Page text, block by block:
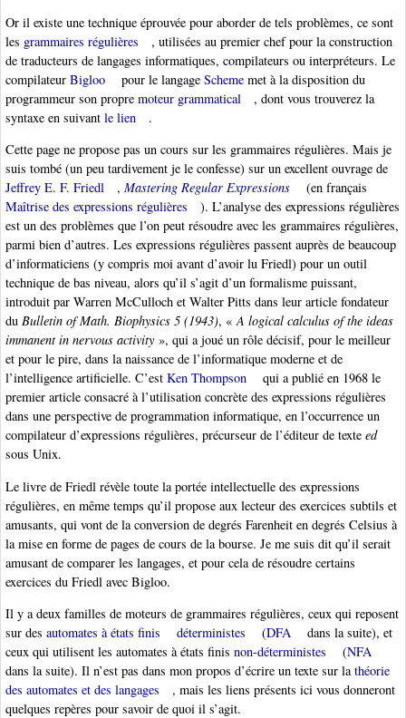
Or il existe une technique éprouvée pour aborder de tels problèmes, ce sont
les grammaires régulières
, utilisées au premier chef pour la construction
de traducteurs de langages informatiques, compilateurs ou interpréteurs. Le
compilateur Bigloo pour le langage Scheme met à la disposition du
programmeur son propre moteur grammatical
, dont vous trouverez la
syntaxe en suivant le lien
.
Cette page ne propose pas un cours sur les grammaires régulières. Mais je
suis tombé (un peu tardivement je le confesse) sur un excellent ouvrage de
Jeffrey E. F. Friedl
, Mastering Regular Expressions
(en français
Maîtrise des expressions régulières
). L’analyse des expressions régulières
est un des problèmes que l’on peut résoudre avec les grammaires régulières,
parmi bien d’autres. Les expressions régulières passent auprès de beaucoup
d’informaticiens (y compris moi avant d’avoir lu Friedl) pour un outil
technique de bas niveau, alors qu’il s’agit d’un formalisme puissant,
introduit par Warren McCulloch et Walter Pitts dans leur article fondateur
du Bulletin of Math. Biophysics 5 (1943), «A logical calculus of the ideas
immanent in nervous activity », qui a joué un rôle décisif, pour le meilleur
et pour le pire, dans la naissance de l’informatique moderne et de
l’intelligence artificielle. C’est Ken Thompson
qui a publié en 1968 le
premier article consacré à l’utilisation concrète des expressions régulières
dans une perspective de programmation informatique, en l’occurrence un
compilateur d’expressions régulières, précurseur de l’éditeur de texte ed
sous Unix.
Le livre de Friedl révèle toute la portée intellectuelle des expressions
régulières, en même temps qu’il propose aux lecteur des exercices subtils et
amusants, qui vont de la conversion de degrés Farenheit en degrés Celsius à
la mise en forme de pages de cours de la bourse. Je me suis dit qu’il serait
amusant de comparer les langages, et pour cela de résoudre certains
exercices du Friedl avec Bigloo.
Il y a deux familles de moteurs de grammaires régulières, ceux qui reposent
sur des automates à états finis déterministes (DFA
dans la suite), et
ceux qui utilisent les automates à états finis non-déterministes (NFA
dans la suite). Il n’est pas dans mon propos d’écrire un texte sur lathéorie
des automates et des langages
, mais les liens présents ici vous donneront
quelques repères pour savoir de quoi il s’agit.